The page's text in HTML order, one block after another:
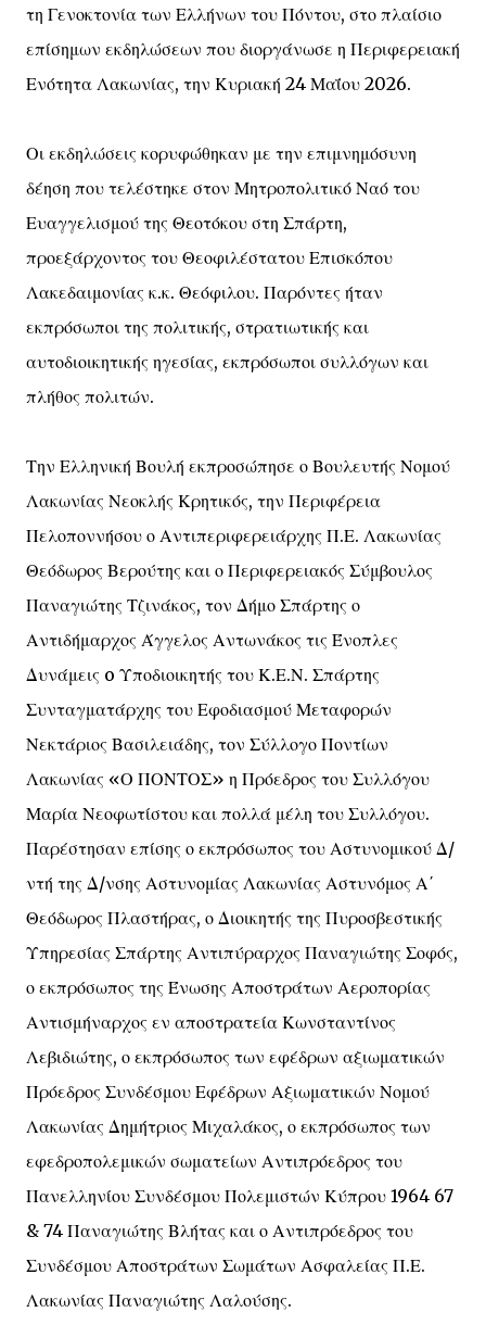
τη Γενοκτονία των Ελλήνων του Πόντου, στο πλαίσιο
επίσημων εκδηλώσεων που διοργάνωσε η Περιφερειακή
Ενότητα Λακωνίας, την Κυριακή 24 Μαΐου 2026.
Οι εκδηλώσεις κορυφώθηκαν με την επιμνημόσυνη
δέηση που τελέστηκε στον Μητροπολιτικό Ναό του
Ευαγγελισμού της Θεοτόκου στη Σπάρτη,
προεξάρχοντος του Θεοφιλέστατου Επισκόπου
Λακεδαιμονίας κ.κ. Θεόφιλου. Παρόντες ήταν
εκπρόσωποι της πολιτικής, στρατιωτικής και
αυτοδιοικητικής ηγεσίας, εκπρόσωποι συλλόγων και
πλήθος πολιτών.
Την Ελληνική Βουλή εκπροσώπησε ο Βουλευτής Νομού
Λακωνίας Νεοκλής Κρητικός, την Περιφέρεια
Πελοποννήσου ο Αντιπεριφερειάρχης Π.Ε. Λακωνίας
Θεόδωρος Βερούτης και ο Περιφερειακός Σύμβουλος
Παναγιώτης Τζινάκος, τον Δήμο Σπάρτης ο
Αντιδήμαρχος Άγγελος Αντωνάκος τις Ένοπλες
Δυνάμεις o Υποδιοικητής του Κ.Ε.Ν. Σπάρτης
Συνταγματάρχης του Εφοδιασμού Μεταφορών
Νεκτάριος Βασιλειάδης, τον Σύλλογο Ποντίων
Λακωνίας «Ο ΠΟΝΤΟΣ» η Πρόεδρος του Συλλόγου
Μαρία Νεοφωτίστου και πολλά μέλη του Συλλόγου.
Παρέστησαν επίσης ο εκπρόσωπος του Αστυνομικού Δ/
ντή της Δ/νσης Αστυνομίας Λακωνίας Αστυνόμος Α΄
Θεόδωρος Πλαστήρας, ο Διοικητής της Πυροσβεστικής
Υπηρεσίας Σπάρτης Αντιπύραρχος Παναγιώτης Σοφός,
ο εκπρόσωπος της Ένωσης Αποστράτων Αεροπορίας
Αντισμήναρχος εν αποστρατεία Κωνσταντίνος
Λεβιδιώτης, ο εκπρόσωπος των εφέδρων αξιωματικών
Πρόεδρος Συνδέσμου Εφέδρων Αξιωματικών Νομού
Λακωνίας Δημήτριος Μιχαλάκος, ο εκπρόσωπος των
εφεδροπολεμικών σωματείων Αντιπρόεδρος του
Πανελληνίου Συνδέσμου Πολεμιστών Κύπρου 1964 67
& 74 Παναγιώτης Βλήτας και ο Αντιπρόεδρος του
Συνδέσμου Αποστράτων Σωμάτων Ασφαλείας Π.Ε.
Λακωνίας Παναγιώτης Λαλούσης.